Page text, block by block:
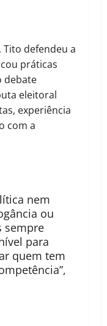
defendeu a
práticas
debate
eleitoral
experiência
com a
nem
ou
sempre
para
quem tem